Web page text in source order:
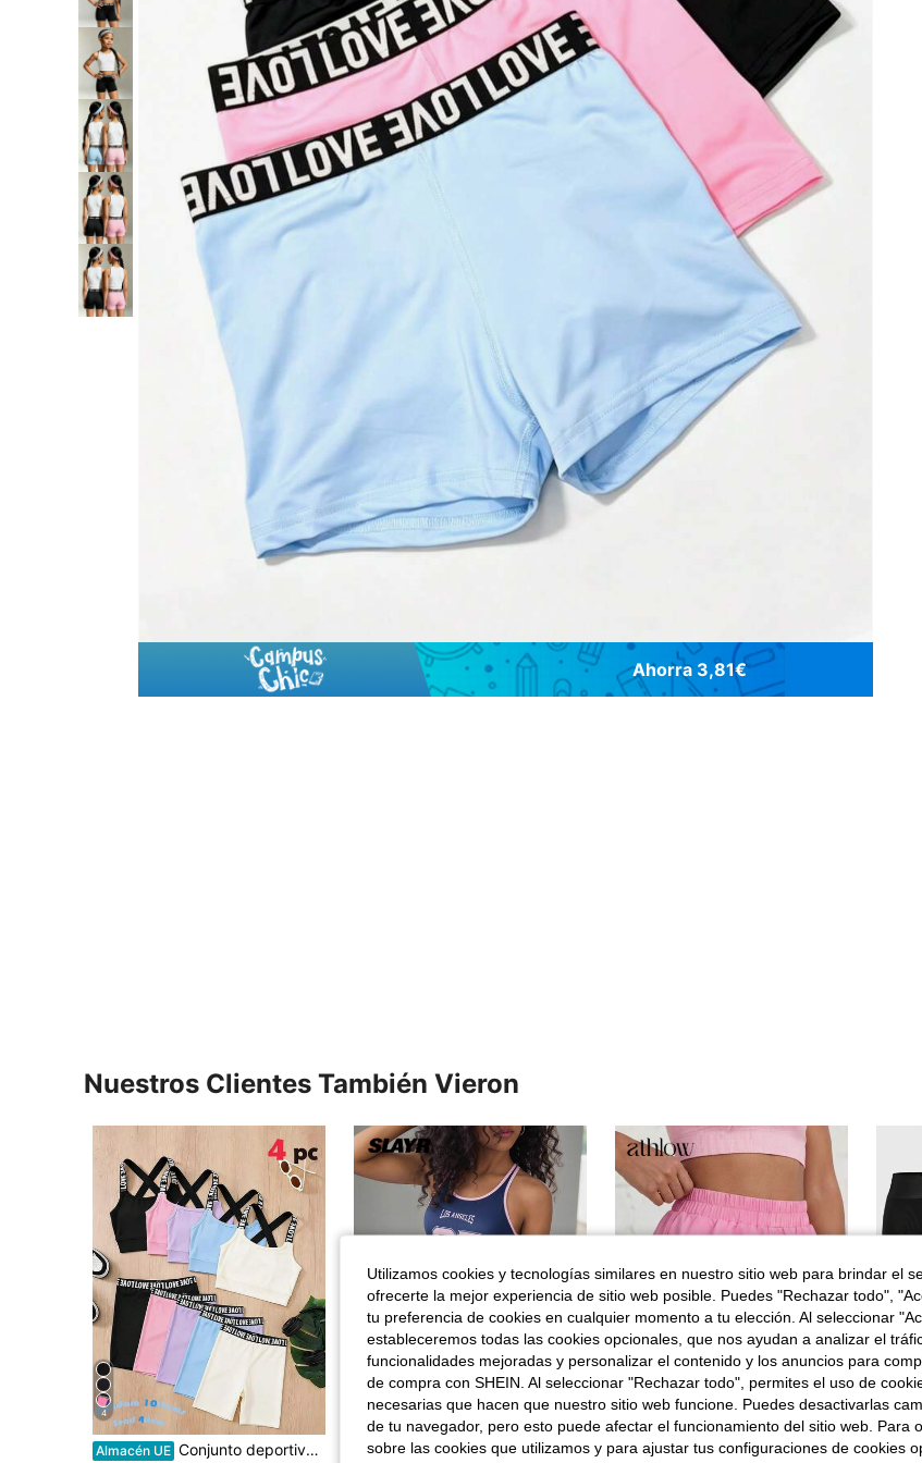
Ahorra 3,81€
Nuestros Clientes También Vieron
4
Almacén UE Conjunto deportivo casual de top con estampado de letras y shorts para niñas preadolescentes
Ahorro de 5,72€
SHEIN SLAYR KIDS
9
Athlow
10
Utilizamos cookies y tecnologías similares en nuestro sitio web para brindar el
ofrecerte la mejor experiencia de sitio web posible. Puedes "Rechazar todo",
tu preferencia de cookies en cualquier momento a tu elección. Al seleccionar
estableceremos todas las cookies opcionales, que nos ayudan a analizar el
funcionalidades mejoradas y personalizar el contenido y los anuncios para
de compra con SHEIN. Al seleccionar "Rechazar todo", permites el uso de
necesarias que hacen que nuestro sitio web funcione. Puedes desactivarlas
de tu navegador, pero esto puede afectar el funcionamiento del sitio web. Para
sobre las cookies que utilizamos y para ajustar tus configuraciones de cookies